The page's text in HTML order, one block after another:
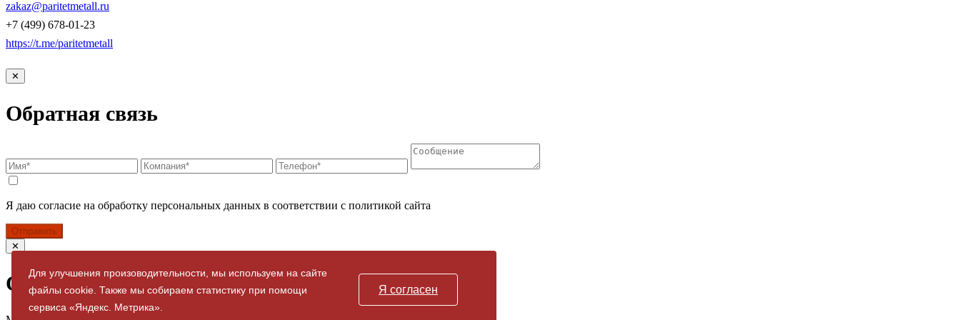
zakaz@paritetmetall.ru
+7 (499) 678-01-23
https://t.me/paritetmetall
Для улучшения произоводительности, мы используем на сайте
файлы cookie. Также мы собираем статистику при помощи
сервиса «Яндекс. Метрика».
Я согласен
✕
Обратная связь
Я даю согласие на обработку персональных данных в соответствии с политикой сайта
Отправить
✕
Спасибо за заявку